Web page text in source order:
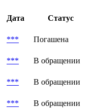
Дата
Статус
***
Погашена
***
В обращении
***
В обращении
***
В обращении